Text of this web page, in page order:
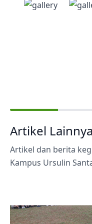
Artikel Lainnya
Artikel dan berita
Kampus Ursulin